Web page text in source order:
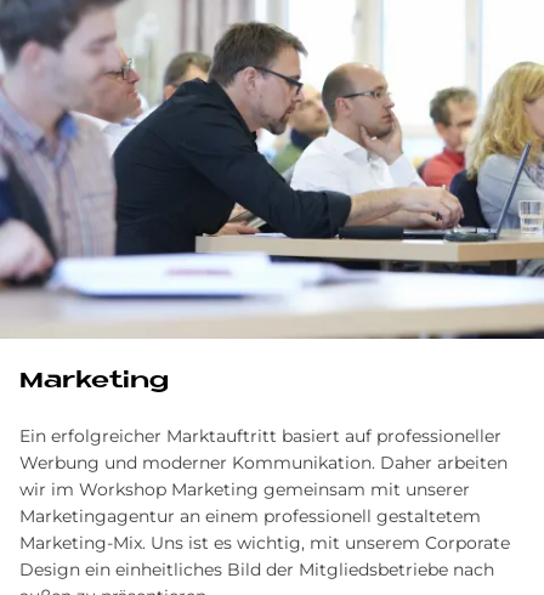
Marketing
Ein erfolgreicher Marktauftritt basiert auf professioneller
Werbung und moderner Kommunikation. Daher arbeiten
wir im Workshop Marketing gemeinsam mit unserer
Marketingagentur an einem professionell gestaltetem
Marketing-Mix. Uns ist es wichtig, mit unserem Corporate
Design ein einheitliches Bild der Mitgliedsbetriebe nach